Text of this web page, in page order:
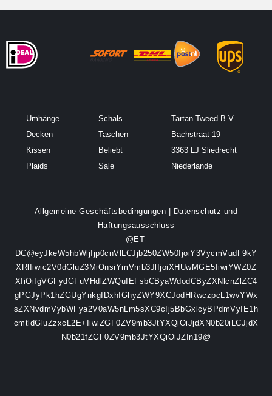
Umhänge
Decken
Kissen
Plaids
Schals
Taschen
Beliebt
Sale
Tartan Tweed B.V.
Bachstraat 19
3363 LJ Sliedrecht
Niederlande
Allgemeine Geschäftsbedingungen | Datenschutz und
Haftungsausschluss
@ET-
DC@eyJkeW5hbWljIjp0cnVlLCJjb250ZW50IjoiY3VycmVudF9kY
XRlIiwic2V0dGluZ3MiOnsiYmVmb3JlIjoiXHUwMGE5IiwiYWZ0Z
XIiOiIgVGFydGFuVHdlZWQuIEFsbCByaWdodCByZXNlcnZlZC4
gPGJyPk1hZGUgYnkgIDxhIGhyZWY9XCJodHRwczpcL1wvYWx
sZXNvdmVybWFya2V0aW5nLm5sXC9cIj5BbGxlcyBPdmVyIE1h
cmtldGluZzxcL2E+IiwiZGF0ZV9mb3JtYXQiOiJjdXN0b20iLCJjdX
N0b21fZGF0ZV9mb3JtYXQiOiJZIn19@